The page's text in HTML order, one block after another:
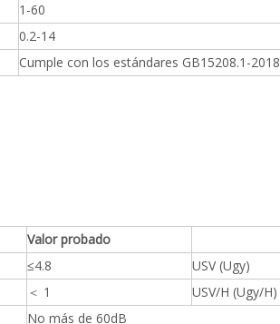
1-60
0.2-14
Cumple con los estándares GB15208.1-2018
Valor probado
≤4.8
USV (Ugy)
＜ 1
USV/H (Ugy/H)
No más de 60dB